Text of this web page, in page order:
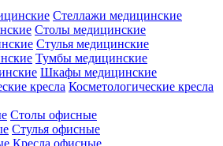
Стеллажи медицинские
Столы медицинские
Стулья медицинские
Тумбы медицинские
Шкафы медицинские
Косметологические кресла
Столы офисные
Стулья офисные
Кресла офисные